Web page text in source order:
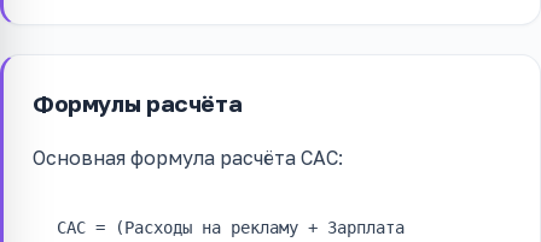
Формулы расчёта
Основная формула расчёта CAC:
CAC = (Расходы на рекламу + Зарплата